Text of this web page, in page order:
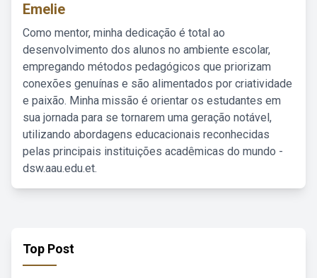
Emelie
Como mentor, minha dedicação é total ao
desenvolvimento dos alunos no ambiente escolar,
empregando métodos pedagógicos que priorizam
conexões genuínas e são alimentados por criatividade
e paixão. Minha missão é orientar os estudantes em
sua jornada para se tornarem uma geração notável,
utilizando abordagens educacionais reconhecidas
pelas principais instituições acadêmicas do mundo -
dsw.aau.edu.et.
Top Post